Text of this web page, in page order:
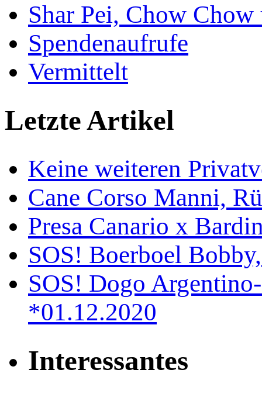
Shar Pei, Chow
Spendenaufrufe
Vermittelt
Letzte Artikel
Keine weiteren
Cane Corso Manni,
Presa Canario x
SOS! Boerboel
SOS! Dogo
*01.12.2020
Interessantes